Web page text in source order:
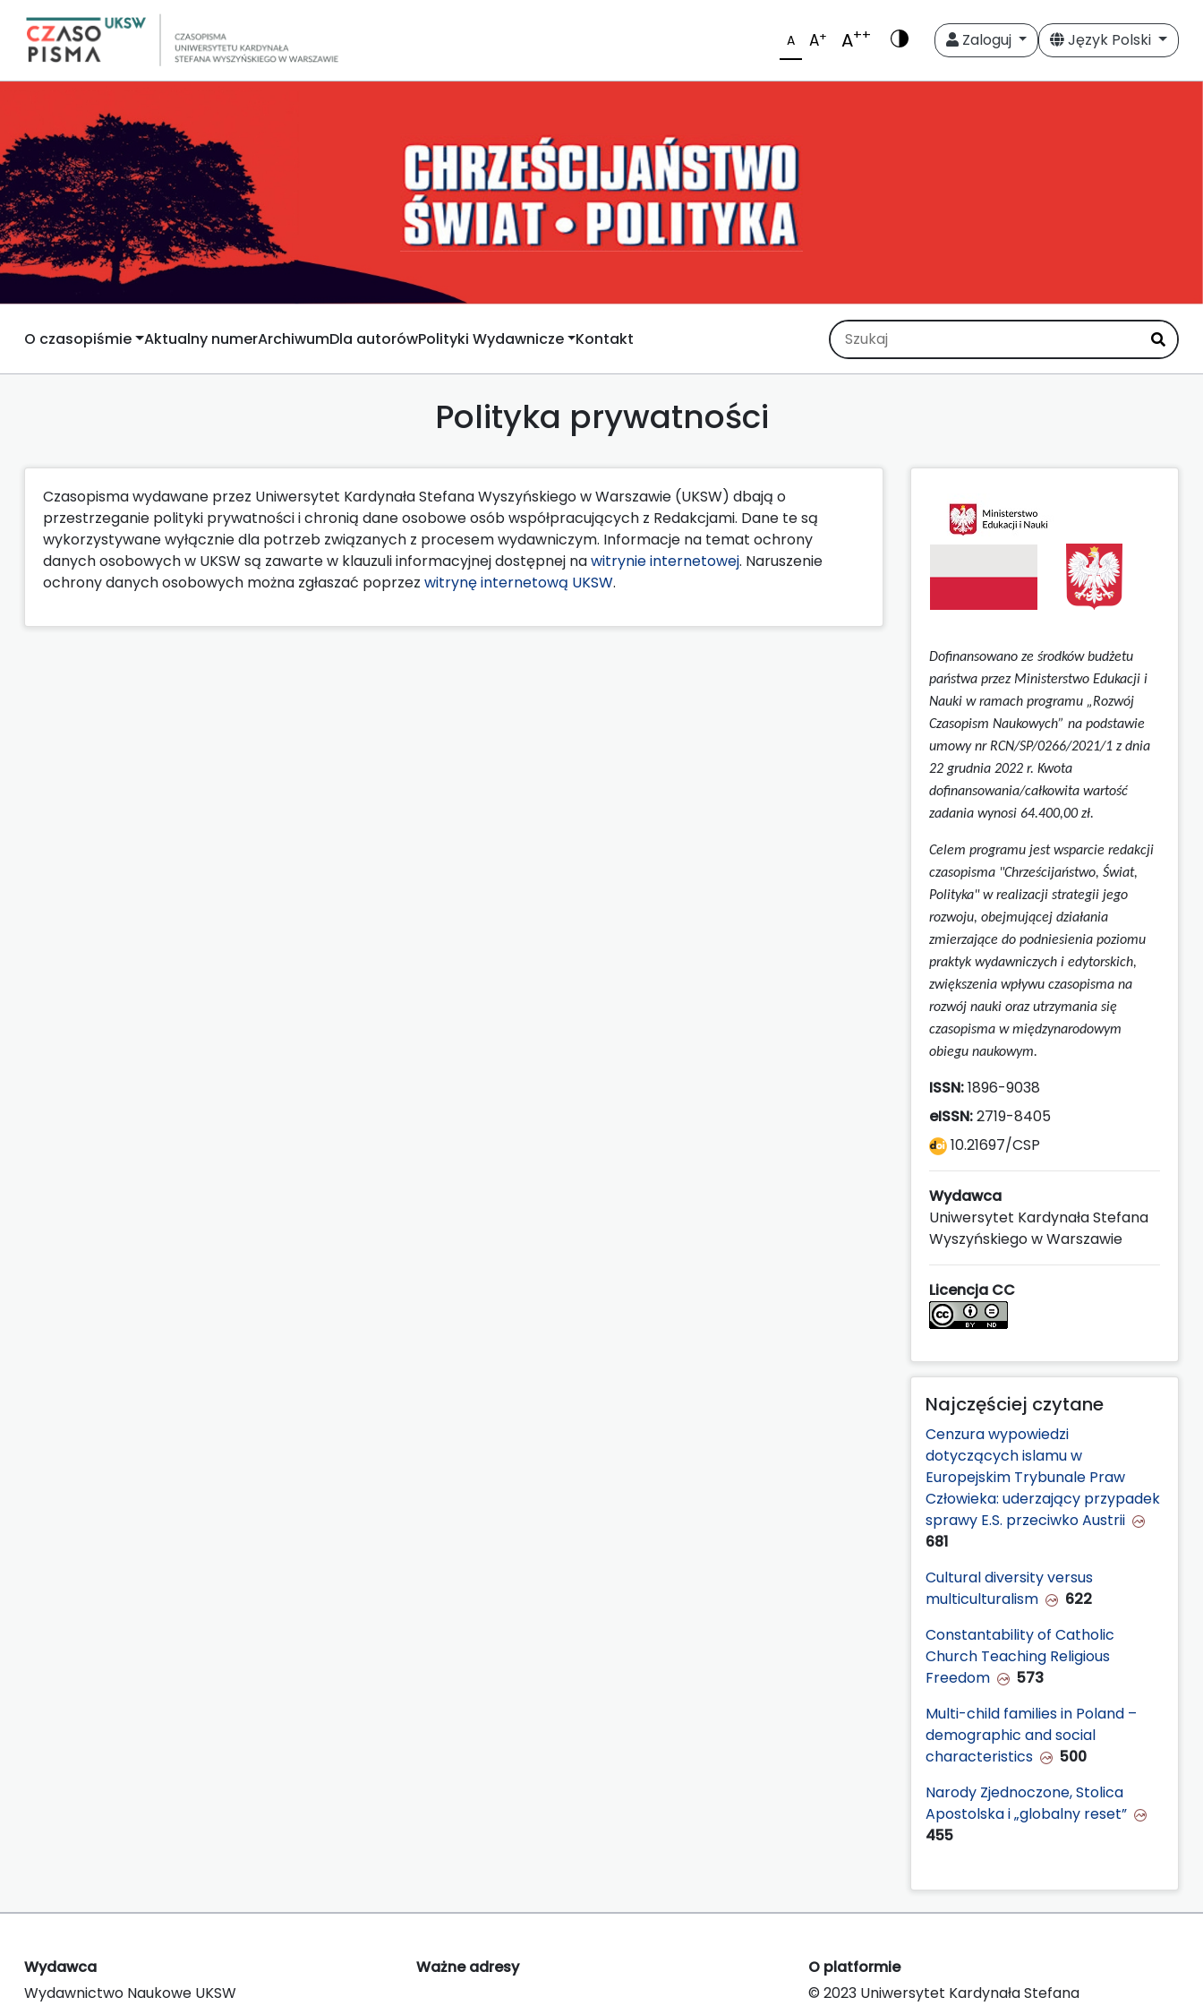
A A+ A++ Zaloguj Język Polski
O czasopiśmie Aktualny numerArchiwumDla autorówPolityki Wydawnicze Kontakt
Polityka prywatności
Czasopisma wydawane przez Uniwersytet Kardynała Stefana Wyszyńskiego w Warszawie (UKSW) dbają o
przestrzeganie polityki prywatności i chronią dane osobowe osób współpracujących z Redakcjami. Dane te są
wykorzystywane wyłącznie dla potrzeb związanych z procesem wydawniczym. Informacje na temat ochrony
danych osobowych w UKSW są zawarte w klauzuli informacyjnej dostępnej nawitrynie internetowej. Naruszenie
ochrony danych osobowych można zgłaszać poprzez witrynę internetową UKSW.
Dofinansowano ze środków budżetu
państwa przez Ministerstwo Edukacji i
Nauki w ramach programu „Rozwój
Czasopism Naukowych” na podstawie
umowynr RCN/SP/0266/2021/1 z dnia
22 grudnia 2022 r. Kwota
dofinansowania/całkowita wartość
zadania wynosi 64.400,00 zł.
Celem programu jest wsparcie redakcji
czasopisma "Chrześcijaństwo, Świat,
Polityka" w realizacji strategii jego
rozwoju, obejmującej działania
zmierzające do podniesienia poziomu
praktyk wydawniczych i edytorskich,
zwiększenia wpływu czasopisma na
rozwój nauki oraz utrzymania się
czasopisma w międzynarodowym
obiegu naukowym.
ISSN:1896-9038
eISSN:2719-8405
10.21697/CSP
Wydawca
Uniwersytet Kardynała Stefana
Wyszyńskiego w Warszawie
Licencja CC
Najczęściej czytane
Cenzura wypowiedzi
dotyczących islamu w
Europejskim Trybunale Praw
Człowieka: uderzający przypadek
sprawy E.S. przeciwko Austrii
681
Cultural diversity versus
multiculturalism
622
Constantability of Catholic
Church Teaching Religious
Freedom
573
Multi-child families in Poland –
demographic and social
characteristics
500
Narody Zjednoczone, Stolica
Apostolska i „globalny reset”
455
Wydawca
Wydawnictwo Naukowe UKSW
Ważne adresy
O platformie
© 2023 Uniwersytet Kardynała Stefana